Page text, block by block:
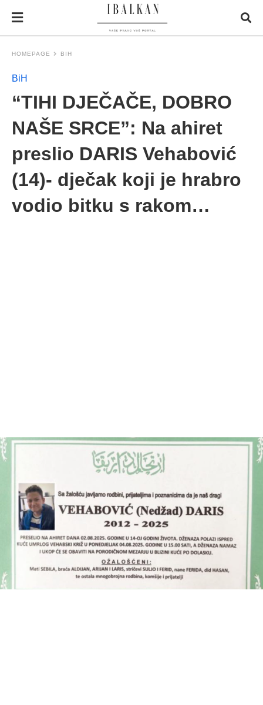
HOMEPAGE BIH
BiH
“TIHI DJEČAČE, DOBRO
NAŠE SRCE”: Na ahiret
preslio DARIS Vehabović
(14)- dječak koji je hrabro
vodio bitku s rakom…